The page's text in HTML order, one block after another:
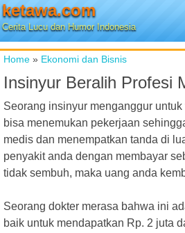
ketawa.com
Cerita Lucu dan Humor Indonesia
Home » Ekonomi dan Bisnis
Insinyur Beralih Profesi
Seorang insinyur menganggur
bisa menemukan pekerjaan
medis dan menempatkan tanda di
penyakit anda dengan membayar
tidak sembuh, maka uang anda
Seorang dokter merasa bahwa ini
baik untuk mendapatkan Rp. 2 juta